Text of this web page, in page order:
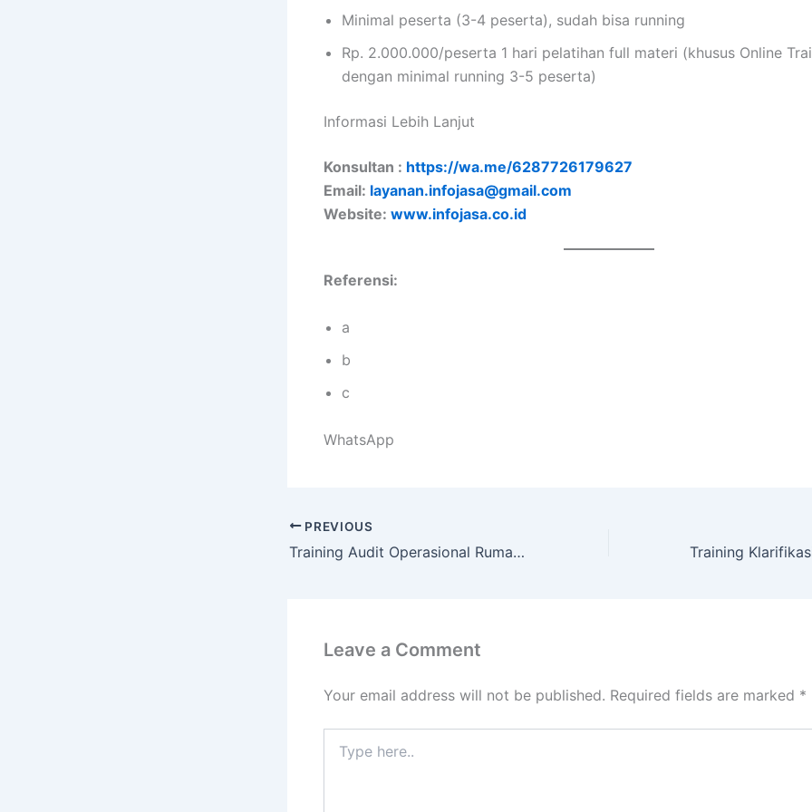
Minimal peserta (3-4 peserta), sudah bisa running
Rp. 2.000.000/peserta 1 hari pelatihan full materi (khusus Online
dengan minimal running 3-5 peserta)
Informasi Lebih Lanjut
Konsultan : https://wa.me/6287726179627
Email: layanan.infojasa@gmail.com
Website: www.infojasa.co.id
Referensi:
a
b
c
WhatsApp
PREVIOUS
Training Audit Operasional Rumah Sakit
Leave a Comment
Your email address will not be published. Required fields are marked *
here..